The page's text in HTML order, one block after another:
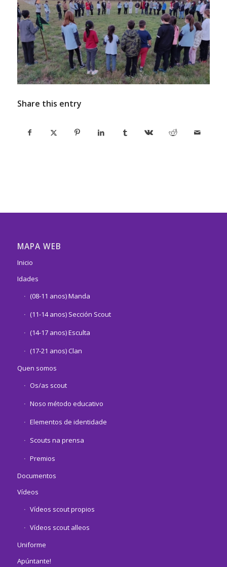
Share this entry
MAPA WEB
Inicio
Idades
(08-11 anos) Manda
(11-14 anos) Sección Scout
(14-17 anos) Esculta
(17-21 anos) Clan
Quen somos
Os/as scout
Noso método educativo
Elementos de identidade
Scouts na prensa
Premios
Documentos
Vídeos
Vídeos scout propios
Vídeos scout alleos
Uniforme
Apúntante!